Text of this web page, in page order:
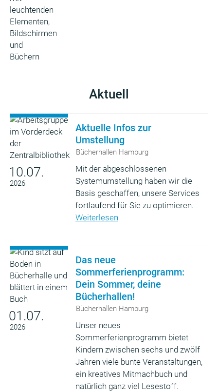
Aktuell
10.07.
2026
Aktuelle Infos zur
Umstellung
Bücherhallen Hamburg
Mit der abgeschlossenen
Systemumstellung haben wir die
Basis geschaffen, unsere Services
fortlaufend für Sie zu optimieren.
Weiterlesen
01.07.
2026
Das neue
Sommerferienprogramm:
Dein Sommer, deine
Bücherhallen!
Bücherhallen Hamburg
Unser neues
Sommerferienprogramm bietet
Kindern zwischen sechs und zwölf
Jahren viele bunte Veranstaltungen,
ein kreatives Mitmachbuch und
natürlich ganz viel Lesestoff.